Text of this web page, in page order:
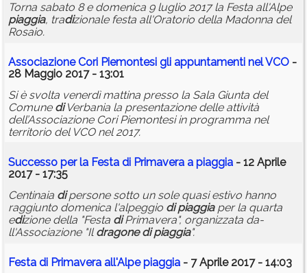
Torna sabato 8 e domenica 9 luglio 2017 la Festa all'Alpe
piaggia, tradizionale festa all'Oratorio della Madonna del
Rosaio.
Associazione Cori Piemontesi gli appuntamenti nel VCO -
28 Maggio 2017 - 13:01
Si è svolta venerdì mattina presso la Sala Giunta del
Comune diVerbania la presentazione delle attività
dell’Associazione Cori Piemontesi in programma nel
territorio del VCO nel 2017.
Successo per la Festa di Primavera a piaggia - 12 Aprile
2017 - 17:35
Centinaia dipersone sotto un sole quasi estivo hanno
raggiu­nto domenica l'alpeg­gio di piaggiaper la quarta
edizione della "Festa diPrimav­era", organizzata da­
ll'Associazione "Ildragone di piaggia".
Festa di Primavera all'Alpepiaggia - 7 Aprile 2017 - 14:03